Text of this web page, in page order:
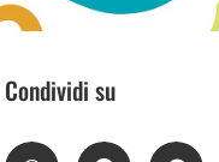
Condividi su